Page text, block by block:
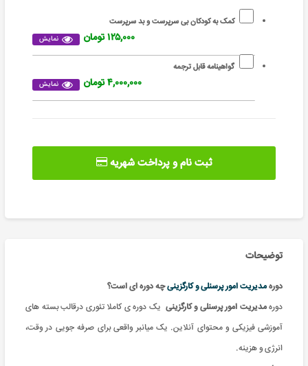
کمک به کودکان بی سرپرست و بد سرپرست
نمایش ۱۲۵,۰۰۰ تومان
گواهینامه قابل ترجمه
نمایش ۴,۰۰۰,۰۰۰ تومان
ثبت نام و پرداخت شهریه
توضیحات
دورهمدیریت امور پرسنلی و کارگزینیچه دوره ای است؟
دورهمدیریت امور پرسنلی و کارگزینی یک دوره ی کاملا تئوری درقالب بسته های
آموزشی فیزیکی و محتوای آنلاین. یک میانبر واقعی برای صرفه جویی در وقت،
انرژی و هزینه.